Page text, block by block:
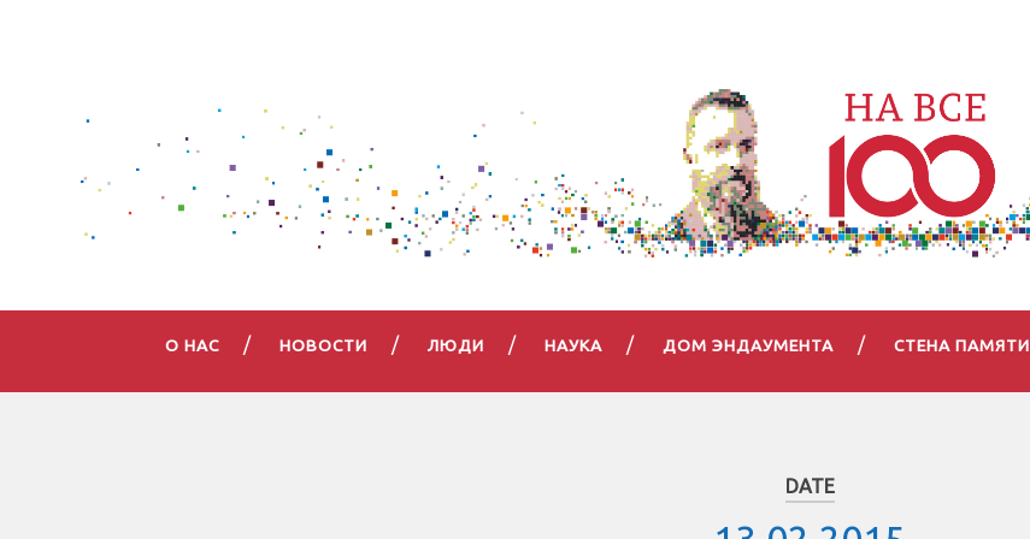
О НАС НОВОСТИ ЛЮДИ НАУКА ДОМ ЭНДАУМЕНТА СТЕНА ПАМЯТИ
DATE